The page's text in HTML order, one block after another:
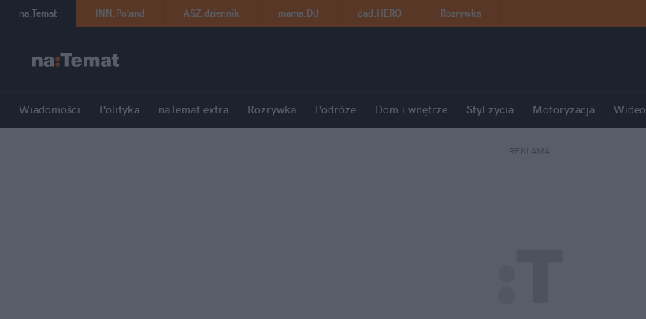
na:Temat INN:Poland ASZ:dziennik mama:DU dad:HERO Rozrywka
Wiadomości Polityka naTemat extra Rozrywka Podróże Dom i wnętrze Styl życia Motoryzacja Wideo
REKLAMA